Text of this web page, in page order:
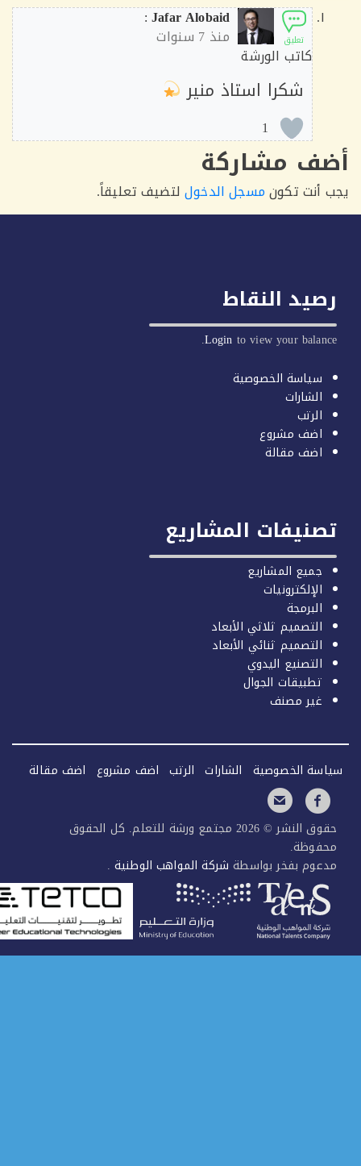
Jafar Alobaid
:
منذ7 سنوات
كاتب الورشة
شكرا استاذ منير
1
مشاركة
تكونمسجل الدخوللتضيف تعليقاً.
النقاط
Loginto view your
سياسة الخصوصية
الشارات
الرتب
اضف مشروع
اضف مقالة
المشاريع
جميع المشاريع
الإلكترونيات
البرمجة
التصميم ثلاثي الأبعاد
التصميم ثنائي الأبعاد
التصنيع اليدوي
تطبيقات الجوال
غير مصنف
الخصوصية الشارات الرتب اضف مشروع اضف مقالة
حقوق النشر © 2026 مجتمع ورشة للتعلم. كل الحقوق
بفخر بواسطةشركة المواهب الوطنية.